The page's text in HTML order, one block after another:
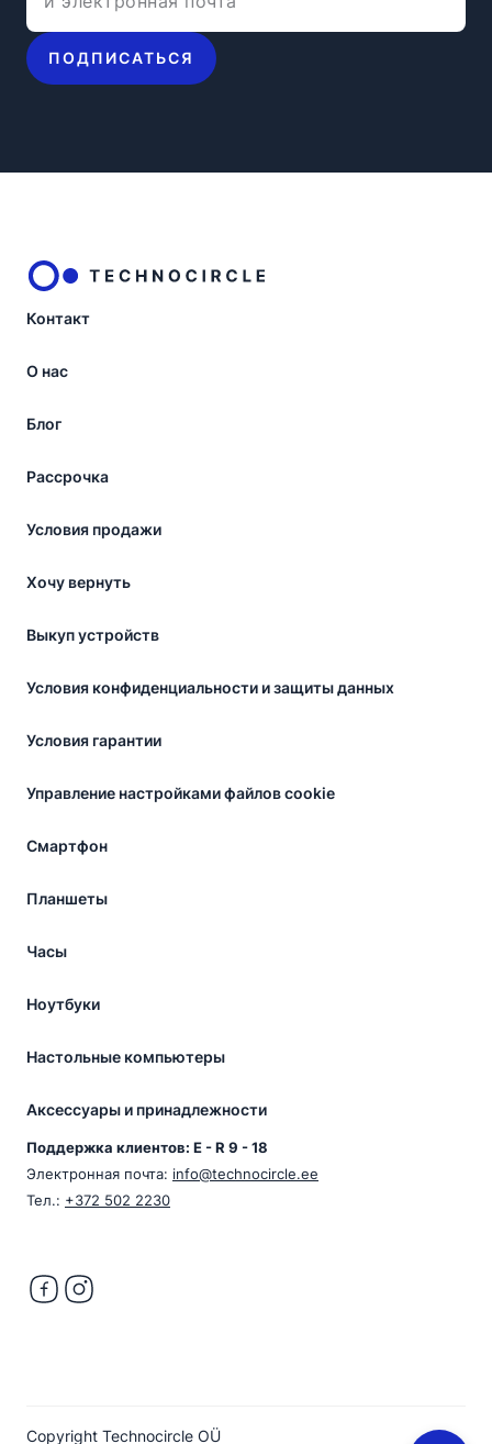
ПОДПИСАТЬСЯ
Контакт
О нас
Блог
Рассрочка
Условия продажи
Хочу вернуть
Выкуп устройств
Условия конфиденциальности и защиты данных
Условия гарантии
Управление настройками файлов cookie
Смартфон
Планшеты
Часы
Ноутбуки
Настольные компьютеры
Аксессуары и принадлежности
Поддержка клиентов: E - R 9 - 18
Электронная почта: info@technocircle.ee
Тел.: +372 502 2230
Copyright Technocircle OÜ